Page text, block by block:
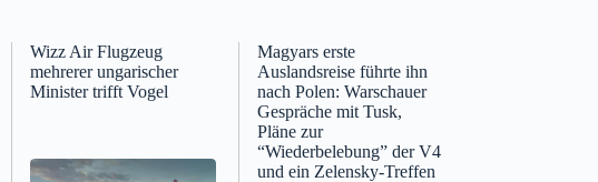
Wizz Air Flugzeug
mehrerer ungarischer
Minister trifft Vogel
Magyars erste
Auslandsreise führte ihn
nach Polen: Warschauer
Gespräche mit Tusk,
Pläne zur
“Wiederbelebung” der V4
und ein Zelensky-Treffen